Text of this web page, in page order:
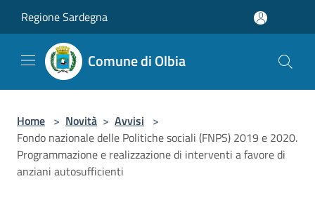
Regione Sardegna
Comune di Olbia
Home > Novità > Avvisi >
Fondo nazionale delle Politiche sociali (FNPS) 2019 e 2020.
Programmazione e realizzazione di interventi a favore di
anziani autosufficienti